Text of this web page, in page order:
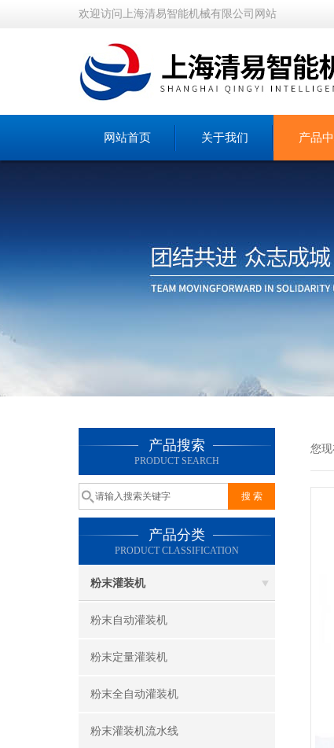
欢迎访问上海清易智能机械有限公司网站
网站首页 关于我们 产品
产品搜索
PRODUCT SEARCH
产品分类
PRODUCT CLASSIFICATION
粉末灌装机
粉末自动灌装机
粉末定量灌装机
粉末全自动灌装机
粉末灌装机流水线
您现